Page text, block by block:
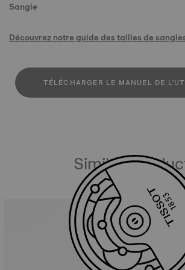
Sangle
Découvrez notre guide des tailles de
TÉLÉCHARGER LE MANUEL DE
Similar